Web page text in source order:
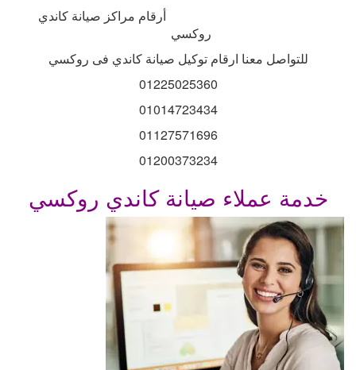
أرقام مراكز صيانة كاندي
روكسي
للتواصل معنا ارقام توكيل صيانة كاندي فى روكسي
01225025360
01014723434
01127571696
01200373234
خدمة عملاء صيانة كاندي روكسي